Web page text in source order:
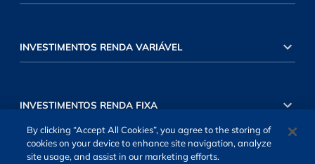
INVESTIMENTOS RENDA VARIÁVEL
INVESTIMENTOS RENDA FIXA
By clicking “Accept All Cookies”, you agree to the storing of
cookies on your device to enhance site navigation, analyze
site usage, and assist in our marketing efforts.